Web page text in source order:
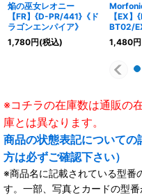
焔の巫女レオニー
【FR】{D-PR/441}《ド
ラゴンエンパイア》
1,780円(税込)
【EX
BT02/
1,480円
※コチラの在庫数は通販の
庫とは異なります。
商品の状態表記について
方は必ずご確認下さい）
※商品名に記載されている型番
す。一部、写真とカードの型